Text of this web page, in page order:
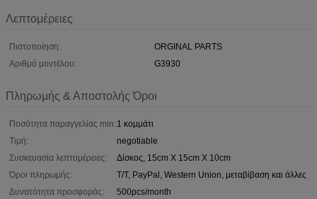
Λεπτομέρειες
Πιστοποίηση:
ORGINAL PARTS
Αριθμό μοντέλου:
G3930
Πληρωμής & Αποστολής Όροι
Ποσότητα παραγγελίας min: 1 κομμάτι
Τιμή:
negotiable
Συσκευασία λεπτομέρειες:
Δίσκος, 15cm X 15cm X 10cm
Όροι πληρωμής:
T/T, PayPal, Western Union, μεταβίβαση και άλλες
Δυνατότητα προσφοράς:
500pcs/month